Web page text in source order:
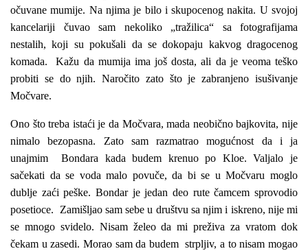
očuvane mumije. Na njima je bilo i skupocenog nakita. U svojoj
kancelariji čuvao sam nekoliko „tražilica“ sa fotografijama
nestalih, koji su pokušali da se dokopaju kakvog dragocenog
komada. Kažu da mumija ima još dosta, ali da je veoma teško
probiti se do njih. Naročito zato što je zabranjeno isušivanje
Močvare.
Ono što treba istaći je da Močvara, mada neobično bajkovita, nije
nimalo bezopasna. Zato sam razmatrao mogućnost da i ja
unajmim Bondara kada budem krenuo po Kloe. Valjalo je
sačekati da se voda malo povuče, da bi se u Močvaru moglo
dublje zaći peške. Bondar je jedan deo rute čamcem sprovodio
posetioce. Zamišljao sam sebe u društvu sa njim i iskreno, nije mi
se mnogo svidelo. Nisam želeo da mi preživa za vratom dok
čekam u zasedi. Morao sam da budem strpljiv, a to nisam mogao